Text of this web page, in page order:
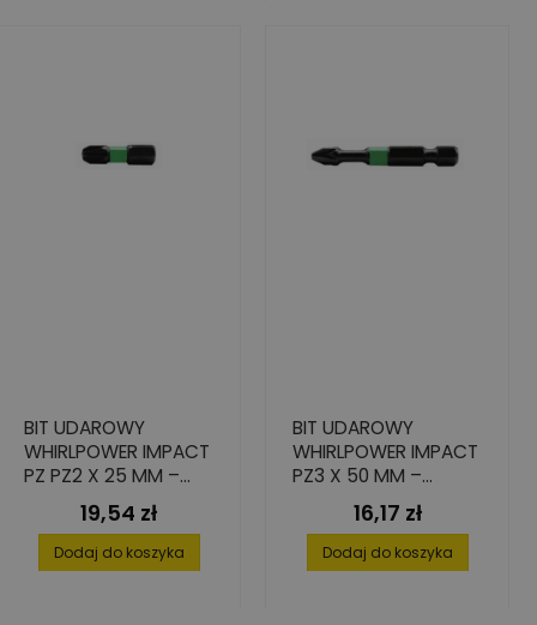
BIT UDAROWY
WHIRLPOWER IMPACT
PZ PZ2 X 25 MM –
STAL S2, 4 SZT.
Cena
19,54 zł
Dodaj do koszyka
BIT UDAROWY
WHIRLPOWER IMPACT
PZ3 X 50 MM –
WYSOKA TRWAŁOŚĆ,
Cena
16,17 zł
Dodaj do koszyka